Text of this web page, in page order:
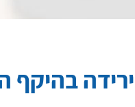
הנפגעים בשנת 2019 – ענף